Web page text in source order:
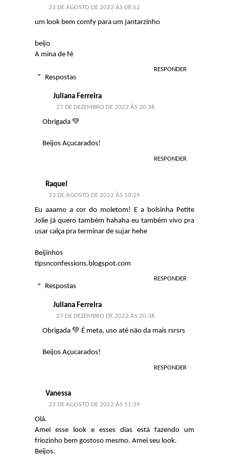
23 DE AGOSTO DE 2022 ÀS 08:52
um look bem comfy para um jantarzinho
beijo
A mina de fé
RESPONDER
Respostas
Juliana Ferreira
27 DE DEZEMBRO DE 2022 ÀS 20:36
Obrigada 💚
Beijos Açucarados!
RESPONDER
Raquel
23 DE AGOSTO DE 2022 ÀS 10:29
Eu aaamo a cor do moletom! E a bolsinha Petite
Jolie já quero também hahaha eu também vivo pra
usar calça pra terminar de sujar hehe
Beijinhos
tipsnconfessions.blogspot.com
RESPONDER
Respostas
Juliana Ferreira
27 DE DEZEMBRO DE 2022 ÀS 20:36
Obrigada 💚 É meta, uso até não da mais rsrsrs
Beijos Açucarados!
RESPONDER
Vanessa
23 DE AGOSTO DE 2022 ÀS 11:39
Olá.
Amei esse look e esses dias está fazendo um
friozinho bem gostoso mesmo. Amei seu look.
Beijos.